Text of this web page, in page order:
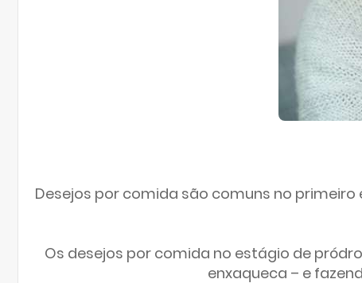
Desejos por comida são comuns no
Os desejos por comida no estágio de
enxaqueca – e